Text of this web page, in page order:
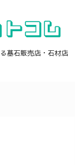
墓石販売店・石材店